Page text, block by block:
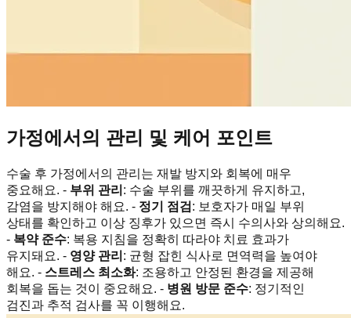
가정에서의 관리 및 케어 포인트
수술 후 가정에서의 관리는 재발 방지와 회복에 매우
중요해요. - 부위 관리 : 수술 부위를 깨끗하게 유지하고,
감염을 방지해야 해요. - 정기 점검 : 보호자가 매일 부위
상태를 확인하고 이상 징후가 있으면 즉시 수의사와 상의해요.
- 복약 준수: 복용 지침을 정확히 따라야 치료 효과가
유지돼요. - 영양 관리 : 균형 잡힌 식사로 면역력을 높여야
해요. - 스트레스 최소화: 조용하고 안정된 환경을 제공해
회복을 돕는 것이 중요해요. - 병원 방문 준수: 정기적인
검진과 추적 검사를 꼭 이행해요.